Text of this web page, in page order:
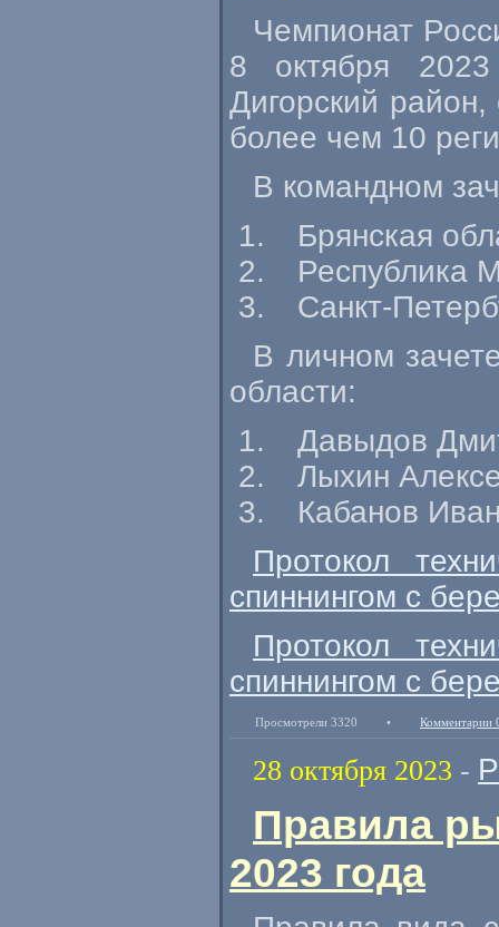
Чемпионат
8 октября
Дигорский
более чем 10
В командном
Брянская
Республика
Санкт-
В личном
области:
Давыдов
Лыхин
Кабанов
Протокол
спиннингом с
Протокол
спиннингом с
Просмотрели 3320 • Комментарии
28 октября 2023 -
Правила
2023 года